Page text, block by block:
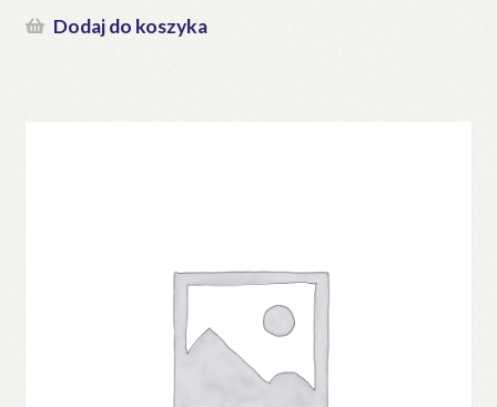
Dodaj do koszyka